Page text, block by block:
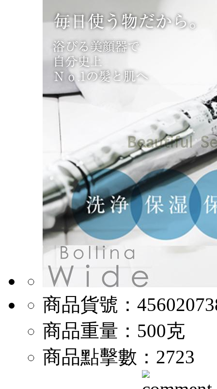
商品貨號：
商品重量： 500克
商品點擊數： 2723